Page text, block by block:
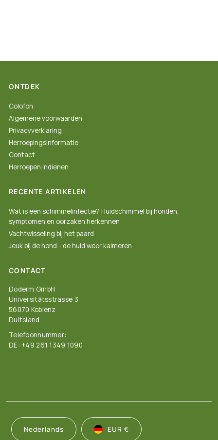
ONTDEK
Colofon
Algemene voorwaarden
Privacyverklaring
Herroepingsinformatie
Contact
Herroepen indienen
RECENTE ARTIKELEN
Wat is een schimmelinfectie? Huidschimmel bij honden,
symptomen en oorzaken herkennen
Vachtwisseling bij het paard
Jeuk bij de hond - de huid weer kalmeren
CONTACT
Doderm GmbH
Universitätsstrasse 3
56070 Koblenz
Duitsland
Telefoonnummer:
DE: +49 261 1349 1090
Nederlands EUR €